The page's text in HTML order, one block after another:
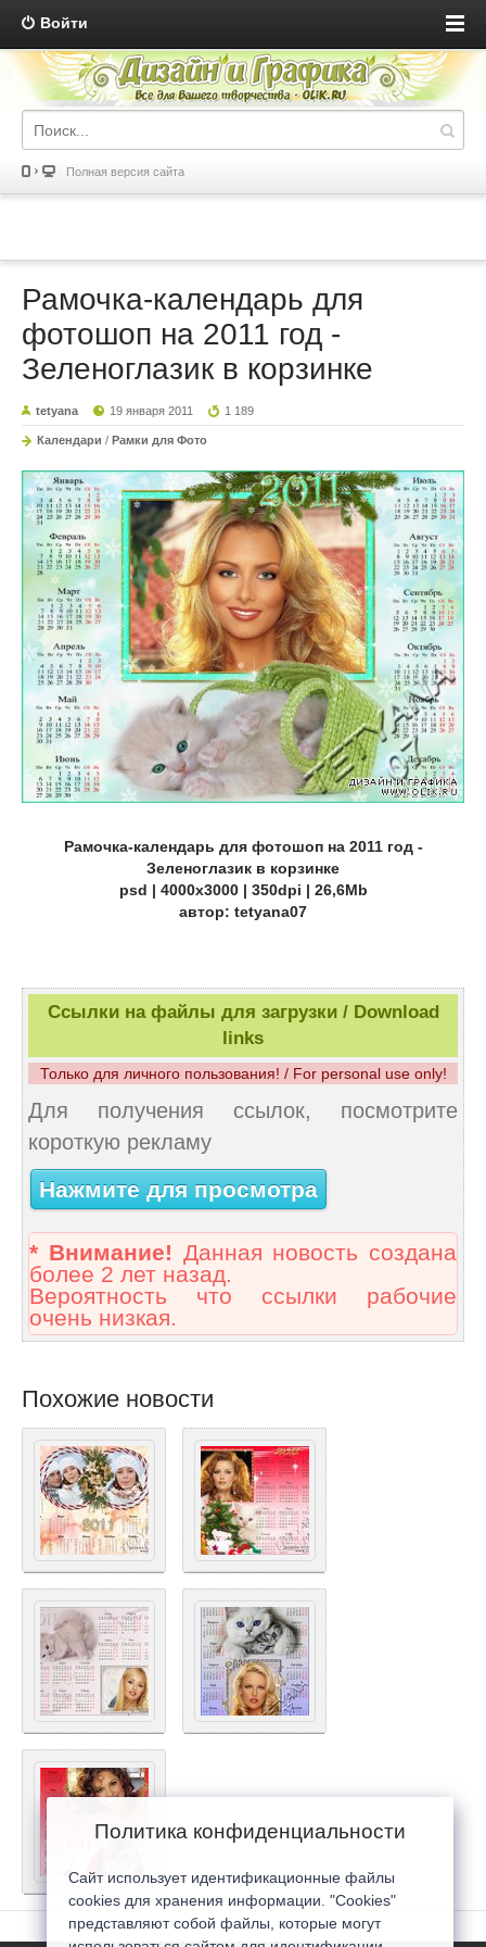
Войти
Полная версия сайта
Рамочка-календарь для
фотошоп на 2011 год -
Зеленоглазик в корзинке
tetyana 19 января 2011 1 189
Календари / Рамки для Фото
Рамочка-календарь для фотошоп на 2011 год -
Зеленоглазик в корзинке
psd | 4000x3000 | 350dpi | 26,6Mb
автор: tetyana07
Ссылки на файлы для загрузки / Download
links
Только для личного пользования! / For personal use only!
Для получения ссылок, посмотрите
короткую рекламу
Нажмите для просмотра
* Внимание! Данная новость создана
более 2 лет назад.
Вероятность что ссылки рабочие
очень низкая.
Похожие новости
Политика конфиденциальности
Сайт использует идентификационные файлы
cookies для хранения информации. "Cookies"
представляют собой файлы, которые могут